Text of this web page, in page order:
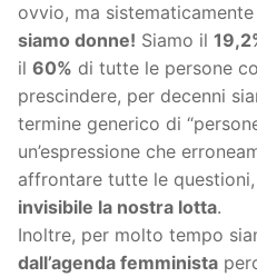
ovvio, ma
siamo donne! Siamo il
il 60% di tutte le persone
prescindere, per decenni
termine generico di
un’espressione che
affrontare tutte le
invisibile la nostra lotta.
Inoltre, per molto tempo
dall’agenda femminista